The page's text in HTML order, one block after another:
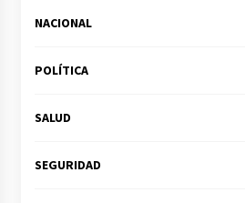
NACIONAL
POLÍTICA
SALUD
SEGURIDAD